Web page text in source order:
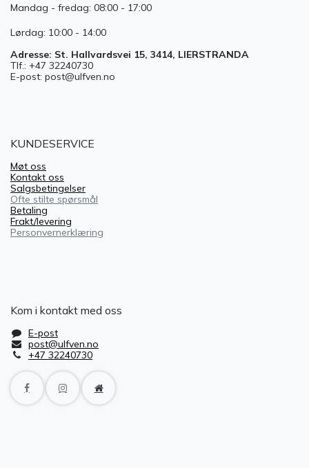
Mandag - fredag: 08:00 - 17:00
Lørdag: 10:00 - 14:00
Adresse: St. Hallvardsvei 15, 3414, LIERSTRANDA
Tlf.: +47 32240730
E-post: post@ulfven.no
KUNDESERVICE
Møt oss
Kontakt oss
Salgsbetingelser
Ofte stilte spørsmål
Betaling
Frakt/levering
Personvernerklæring
Kom i kontakt med oss
E-post
post@ulfven.no
+47 32240730